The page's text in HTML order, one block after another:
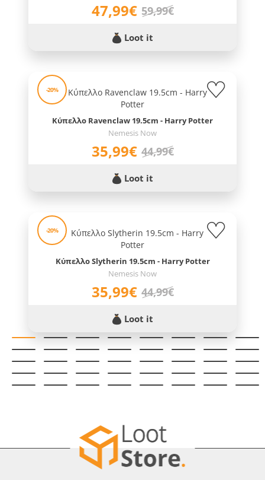
47,99€ 59,99€
Loot it
-20%
Κύπελλο Ravenclaw 19.5cm - Harry Potter
Nemesis Now
35,99€ 44,99€
Loot it
-20%
Κύπελλο Slytherin 19.5cm - Harry Potter
Nemesis Now
35,99€ 44,99€
Loot it